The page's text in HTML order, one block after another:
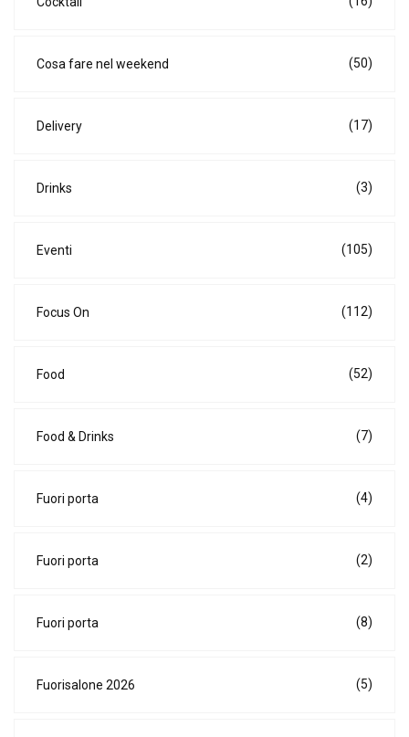
Cosa fare nel weekend (50)
Delivery (17)
Drinks (3)
Eventi (105)
Focus On (112)
Food (52)
Food & Drinks (7)
Fuori porta (4)
Fuori porta (2)
Fuori porta (8)
Fuorisalone 2026 (5)